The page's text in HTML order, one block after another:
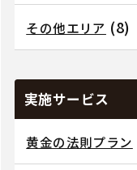
その他エリア (8)
実施サービス
黄金の法則プラン